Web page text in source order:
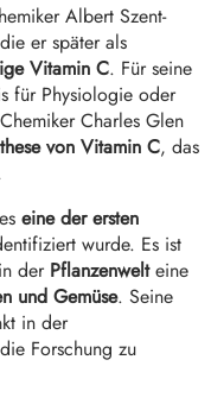
Albert Szent-
er später als
Vitamin C. Für seine
für Physiologie oder
Charles Glen
von Vitamin C, das
eine der ersten
wurde. Es ist
der Pflanzenwelteine
und Gemüse. Seine
in der
Forschung zu